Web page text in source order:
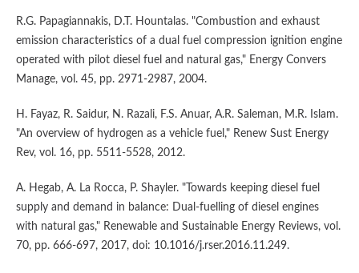
R.G. Papagiannakis, D.T. Hountalas. "Combustion and exhaust
emission characteristics of a dual fuel compression ignition engine
operated with pilot diesel fuel and natural gas," Energy Convers
Manage, vol. 45, pp. 2971-2987, 2004.
H. Fayaz, R. Saidur, N. Razali, F.S. Anuar, A.R. Saleman, M.R. Islam.
"An overview of hydrogen as a vehicle fuel," Renew Sust Energy
Rev, vol. 16, pp. 5511-5528, 2012.
A. Hegab, A. La Rocca, P. Shayler. "Towards keeping diesel fuel
supply and demand in balance: Dual-fuelling of diesel engines
with natural gas," Renewable and Sustainable Energy Reviews, vol.
70, pp. 666-697, 2017, doi: 10.1016/j.rser.2016.11.249.